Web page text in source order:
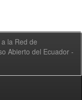
la Red de
Abierto del Ecuador -